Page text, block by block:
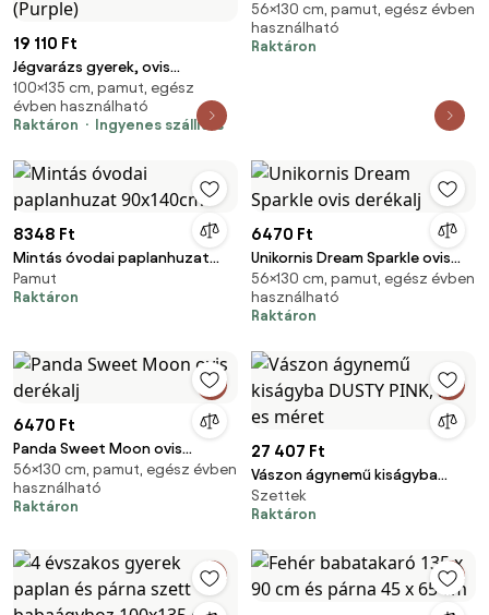
19 110 Ft
Jégvarázs gyerek, ovis
ágyneműhuzat, derékalj és
paplan/párna szett 100x135 cm
40x60 cm (Purple)
100×135 cm, pamut, egész
évben használható
Raktáron
Ingyenes szállítás
ovis derékalj
56×130 cm, pamut, egész évben
használható
Raktáron
8348 Ft
Mintás óvodai paplanhuzat
90x140cm
Pamut
Raktáron
6470 Ft
Unikornis Dream Sparkle ovis
derékalj
56×130 cm, pamut, egész évben
használható
Raktáron
6470 Ft
Panda Sweet Moon ovis
derékalj
56×130 cm, pamut, egész évben
használható
Raktáron
27 407 Ft
Vászon ágynemű kiságyba
DUSTY PINK, M-es méret
Szettek
Raktáron